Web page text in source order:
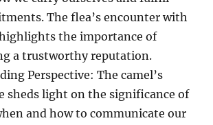
The flea’s encounter with
the importance of
a trustworthy reputation.
Perspective: The camel’s
sheds light on the significance of
and how to communicate our